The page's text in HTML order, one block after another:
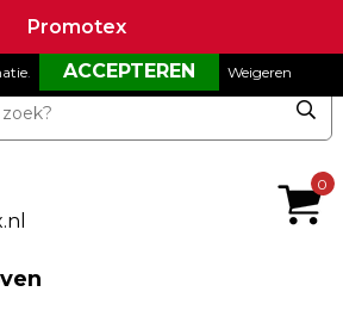
Promotex
Promotex
0
€ 0,00
laten functioneren maken wij gebruik van
. Weigeren